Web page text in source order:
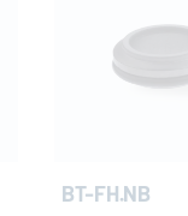
BT-FH.NB